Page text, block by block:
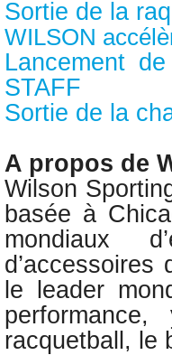
Sortie de la
WILSON
Lancement
STAFF
Sortie de la
A propos de
Wilson
basée à
mondiaux
le leader
racquetball, le